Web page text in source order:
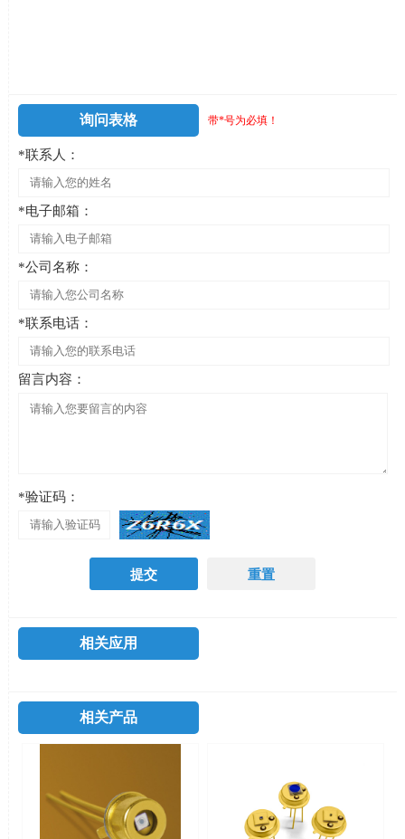
询问表格 带*号为必填！
*联系人：
*电子邮箱：
*公司名称：
*联系电话：
留言内容：
*验证码：
相关应用
相关产品